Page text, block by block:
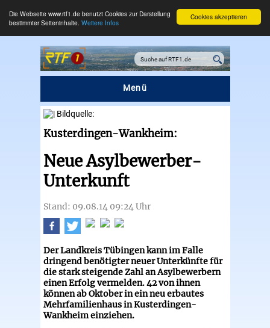
Cookies akzeptieren
Die Webseite www.rtf1.de benutzt Cookies zur Darstellung
bestimmter Seiteninhalte. Weitere Infos
Menü
Kusterdingen-Wankheim:
Neue Asylbewerber-
Unterkunft
Stand: 09.08.14 09:24 Uhr
Der Landkreis Tübingen kann im Falle
dringend benötigter neuer Unterkünfte für
die stark steigende Zahl an Asylbewerbern
einen Erfolg vermelden. 42 von ihnen
können ab Oktober in ein neu erbautes
Mehrfamilienhaus in Kusterdingen-
Wankheim einziehen.